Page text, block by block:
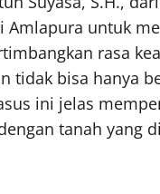
Amlapura untuk
rasa
tidak bisa hanya
ini jelas
tanah yang